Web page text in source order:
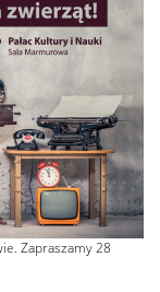
Zapraszamy 28